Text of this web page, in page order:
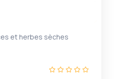
et herbes sèches